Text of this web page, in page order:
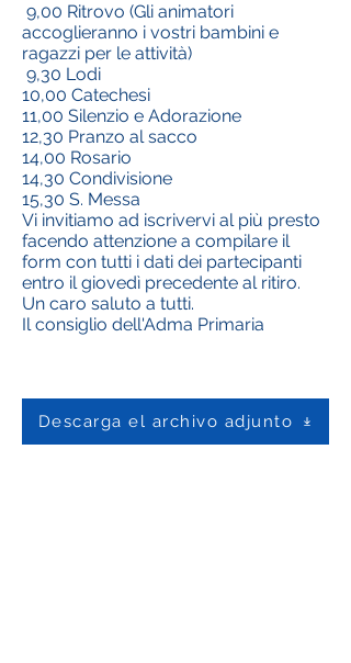
9,00 Ritrovo (Gli animatori
accoglieranno i vostri bambini e
ragazzi per le attività)
9,30 Lodi
10,00 Catechesi
11,00 Silenzio e Adorazione
12,30 Pranzo al sacco
14,00 Rosario
14,30 Condivisione
15,30 S. Messa
Vi invitiamo ad iscrivervi al più presto
facendo attenzione a compilare il
form con tutti i dati dei partecipanti
entro il giovedì precedente al ritiro.
Un caro saluto a tutti.
Il consiglio dell'Adma Primaria
Descarga el archivo adjunto